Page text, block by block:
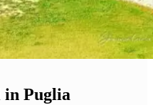
in Puglia